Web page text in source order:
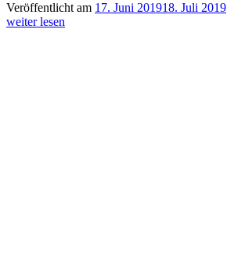
Veröffentlicht am 17. Juni 201918. Juli 2019
weiter lesen